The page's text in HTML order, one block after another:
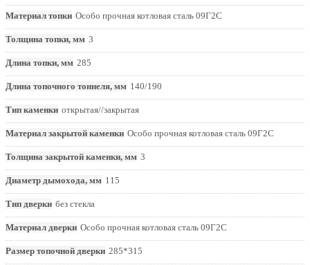
Материал топки Особо прочная котловая сталь 09Г2С
Толщина топки, мм 3
Длина топки, мм 285
Длина топочного тоннеля, мм 140/190
Тип каменки открытая//закрытая
Материал закрытой каменки Особо прочная котловая сталь 09Г2С
Толщина закрытой каменки, мм 3
Диаметр дымохода, мм 115
Тип дверки без стекла
Материал дверки Особо прочная котловая сталь 09Г2С
Размер топочной дверки 285*315